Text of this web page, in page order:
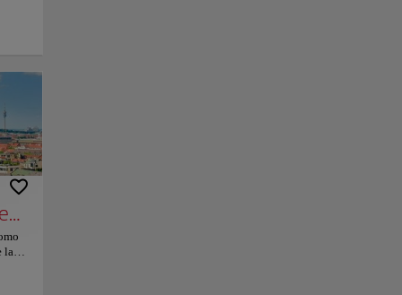
la
más
el
una de
por todo
objeto de